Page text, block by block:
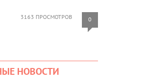
3163 ПРОСМОТРОВ 0
НОВОСТИ